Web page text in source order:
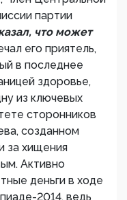
партии
что может
его приятель,
в последнее
здоровье,
из ключевых
сторонников
созданном
за хищения
Активно
деньги в ходе
2014, ведь